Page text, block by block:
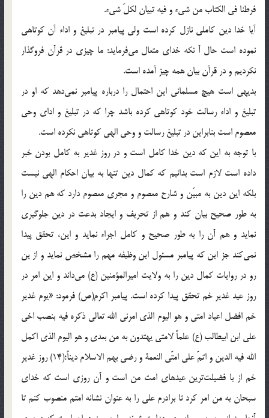
فرطنا فى الكتاب من شى‌ء و فيه تبيان لكلّ شى‌ء.
آيا خدا دين كاملى نازل كرده است ولى پيامبر در تبليغ و اداء آن كوتاهى
نموده است حال آ نكه خداى متعال مى‌فرمايد: ما چيزى در قرآن فروگذار
نكرديم و در قرآن بيان همه چيز آمده است.
بديهى است هيچ مسلمانى اين احتمال را درباره پيامبر نمى‌دهد كه او در
تبليغ و اداء رسالت خود كوتاهى كرده باشد چرا كه در تبليغ و اداى وحى
معصوم است بنابراين در تبليغ رسالت و وحى الهى كوتاهى نكرده است.
با توجه به اين كه دين خدا كامل است و در روز غدير به كامل بودن خبر
داده است لازم است بدانيم كه كمال دين تنها به بيان احكام الهى نيست
بلكه اين دين به مبيّن و شارح معصوم و مجرى معصوم دارد كه هم دين را
به طور صحيح بيان كند و هم از تحريف و ايجاد بدعت در دين جلوگيرى
نمايد و هم آن را به طور صحيح و كامل اجراء نمايد و اين، تحقق پيدا
نمى‌كند جز اين كه پيامبر مسئول اين وظيفه مهم را مشخص نمايد و از ين
رو در روايات كمال دين را به ولايت اميرالمؤمنين (ع) مى‌داند و اين امر در
روز عيد غدير خم تحقق پيدا كرده است. پيامبر اكرم(ص) فرمود: «يوم غدير
خم افضل اعياد امتى و هو اليوم الذى امرنى الله تعالى ذكره فيه بنصب اخى
على ابن ابيطالب (ع) علماً لامتى يهتدون به من بعدى و هو اليوم الذى اكمل
الله فيه الدين و اتمّ على امتّى النعمة و رضى بهم الاسلام ديناً؛(14) روز غدير
خم از با فضيلت‌ترين عيدهاى امت من است و آن روزى است كه خداى
سبحان به من امر كرد تا برادرم على را به عنوان نشانه امتم منصوب كنم تا